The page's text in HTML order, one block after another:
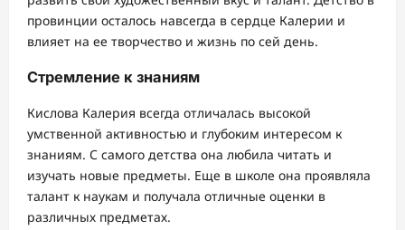
провинции осталось навсегда в сердце Калерии и
влияет на ее творчество и жизнь по сей день.
Стремление к знаниям
Кислова Калерия всегда отличалась высокой
умственной активностью и глубоким интересом к
знаниям. С самого детства она любила читать и
изучать новые предметы. Еще в школе она проявляла
талант к наукам и получала отличные оценки в
различных предметах.